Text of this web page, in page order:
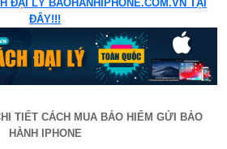
ĐẠI LÝ BAOHANHIPHONE.COM.VN TẠI
ĐÂY!!!
TIẾT CÁCH MUA BẢO HIỂM GỬI BẢO
HÀNH IPHONE